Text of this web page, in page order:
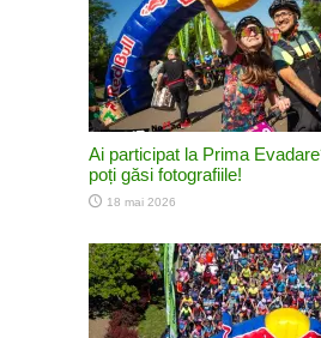
Ai participat la Prima
poți găsi fotografiile!
18 mai 2026